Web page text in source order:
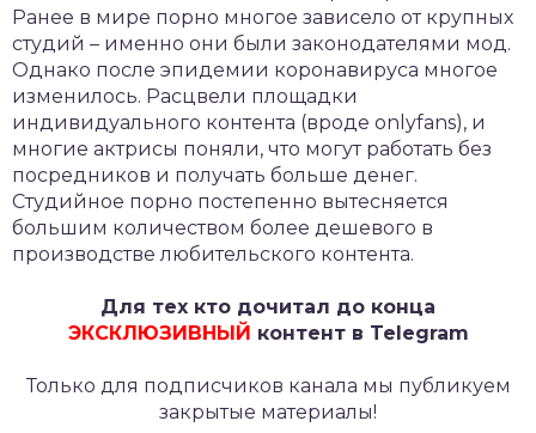
Ранее в мире порно многое зависело от крупных
студий – именно они были законодателями мод.
Однако после эпидемии коронавируса многое
изменилось. Расцвели площадки
индивидуального контента (вроде onlyfans), и
многие актрисы поняли, что могут работать без
посредников и получать больше денег.
Студийное порно постепенно вытесняется
большим количеством более дешевого в
производстве любительского контента.
Для тех кто дочитал до конца
ЭКСКЛЮЗИВНЫЙ контент в Telegram
Только для подписчиков канала мы публикуем
закрытые материалы!